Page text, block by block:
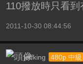
110撥放時只看
2011-10-30 08:44:56
jeffking 480p 中級